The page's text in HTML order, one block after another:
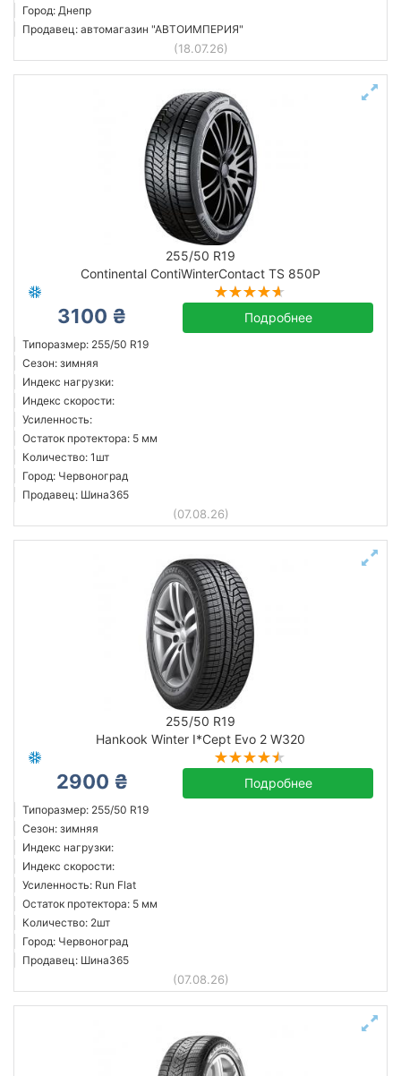
Город: Днепр
Продавец: автомагазин "АВТОИМПЕРИЯ"
(18.07.26)
255/50 R19
Continental ContiWinterContact TS 850P
3100 ₴ Подробнее
Типоразмер: 255/50 R19
Сезон: зимняя
Индекс нагрузки:
Индекс скорости:
Усиленность:
Остаток протектора: 5 мм
Количество: 1шт
Город: Червоноград
Продавец: Шина365
(07.08.26)
255/50 R19
Hankook Winter I*Cept Evo 2 W320
2900 ₴ Подробнее
Типоразмер: 255/50 R19
Сезон: зимняя
Индекс нагрузки:
Индекс скорости:
Усиленность: Run Flat
Остаток протектора: 5 мм
Количество: 2шт
Город: Червоноград
Продавец: Шина365
(07.08.26)